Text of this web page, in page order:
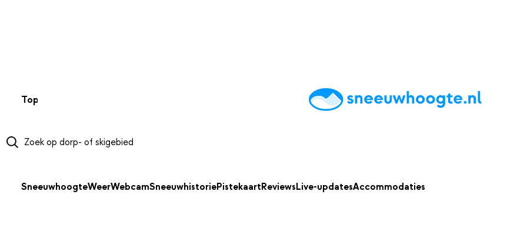
Top 50 AccommodatiesTipsReviewsLive updatesApp
SneeuwhoogteWeerWebcamSneeuwhistoriePistekaartReviewsLive-updatesAccommodaties